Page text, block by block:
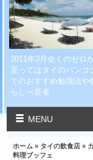
2011年3月全くのゼロ
至ってはタイのバンコ
でのおすすめ勉強法や
らしべ長者
MENU
ホーム » タイの飲食店 »
料理ブッフェ